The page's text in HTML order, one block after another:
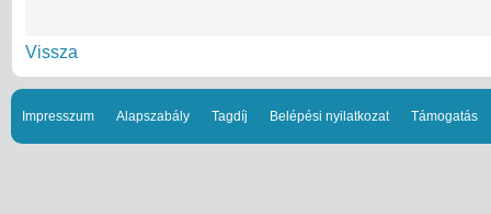
Vissza
Impresszum Alapszabály Tagdíj Belépési nyilatkozat Támogatás